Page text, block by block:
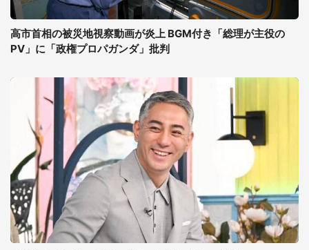
高市首相の被災地視察動画が炎上 BGM付き「総理が主役の
PV」に「政権プロパガンダ」批判